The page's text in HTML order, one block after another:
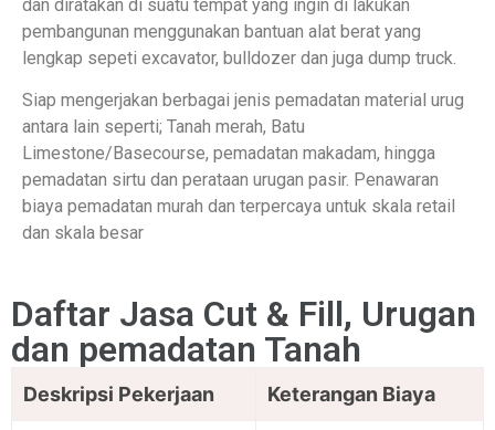
dan diratakan di suatu tempat yang ingin di lakukan
pembangunan menggunakan bantuan alat berat yang
lengkap sepeti excavator, bulldozer dan juga dump truck.
Siap mengerjakan berbagai jenis pemadatan material urug
antara lain seperti; Tanah merah, Batu
Limestone/Basecourse, pemadatan makadam, hingga
pemadatan sirtu dan perataan urugan pasir. Penawaran
biaya pemadatan murah dan terpercaya untuk skala retail
dan skala besar
Daftar Jasa Cut & Fill, Urugan
dan pemadatan Tanah
Deskripsi Pekerjaan Keterangan Biaya